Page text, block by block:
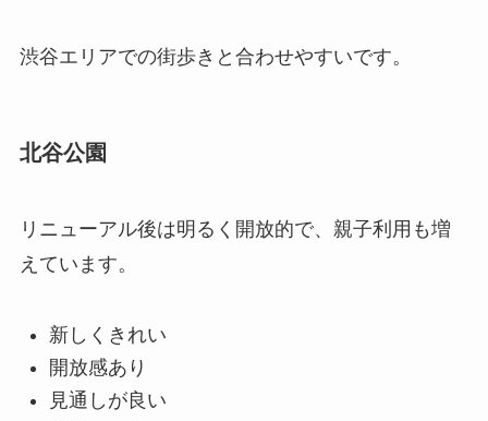
渋谷エリアでの街歩きと合わせやすいです。
北谷公園
リニューアル後は明るく開放的で、親子利用も増
えています。
新しくきれい
開放感あり
見通しが良い